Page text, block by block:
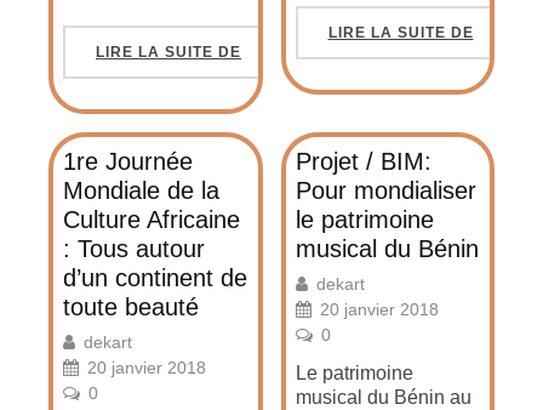
LIRE LA SUITE DE
LIRE LA SUITE DE
1re Journée
Mondiale de la
Culture Africaine
: Tous autour
d’un continent de
toute beauté
dekart
20 janvier 2018
0
Projet / BIM:
Pour mondialiser
le patrimoine
musical du Bénin
dekart
20 janvier 2018
0
Le patrimoine
musical du Bénin au